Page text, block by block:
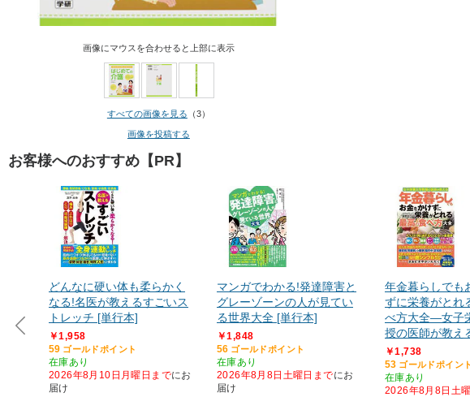
画像にマウスを合わせると上部に表示
すべての画像を見る （3）
画像を投稿する
お客様へのおすすめ【PR】
どんなに硬い体も柔らかく
なる!名医が教えるすごいス
トレッチ [単行本]
￥1,958
59 ゴールドポイント
在庫あり
2026年8月10日月曜日までにお
届け
マンガでわかる!発達障害と
グレーゾーンの人が見てい
る世界大全 [単行本]
￥1,848
56 ゴールドポイント
在庫あり
2026年8月8日土曜日までにお
届け
年金暮らしでも
ずに栄養がとれ
べ方大全―女子
授の医師が教え
￥1,738
53 ゴールドポイント
在庫あり
2026年8月8日土